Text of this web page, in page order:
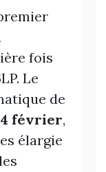
fois
Le
de
février,
élargie